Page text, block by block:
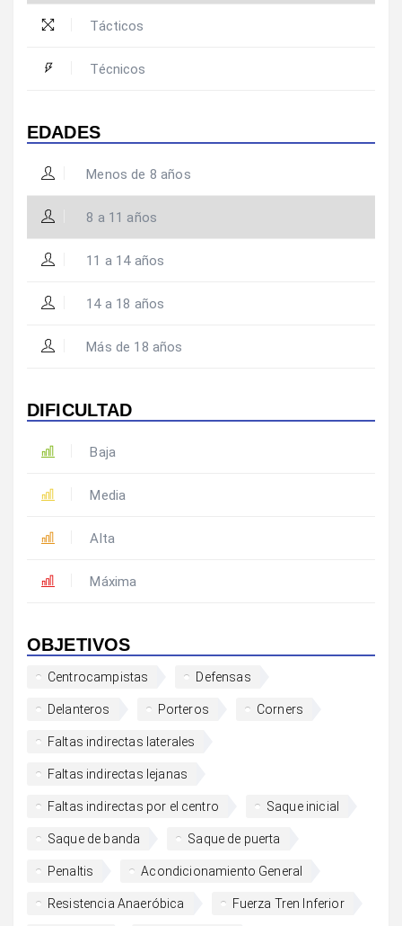
Tácticos
Técnicos
EDADES
Menos de 8 años
8 a 11 años
11 a 14 años
14 a 18 años
Más de 18 años
DIFICULTAD
Baja
Media
Alta
Máxima
OBJETIVOS
Centrocampistas Defensas
Delanteros Porteros Corners
Faltas indirectas laterales
Faltas indirectas lejanas
Faltas indirectas por el centro Saque inicial
Saque de banda Saque de puerta
Penaltis Acondicionamiento General
Resistencia Anaeróbica Fuerza Tren Inferior